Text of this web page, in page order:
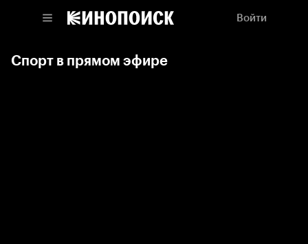
Войти
Спорт в прямом эфире